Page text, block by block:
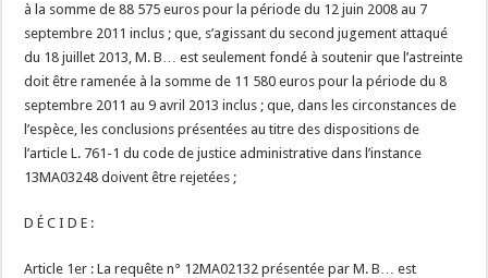
à la somme de 88 575 euros pour la période du 12 juin 2008 au 7
septembre 2011 inclus ; que, s’agissant du second jugement attaqué
du 18 juillet 2013, M. B… est seulement fondé à soutenir que l’astreinte
doit être ramenée à la somme de 11 580 euros pour la période du 8
septembre 2011 au 9 avril 2013 inclus ; que, dans les circonstances de
l’espèce, les conclusions présentées au titre des dispositions de
l’article L. 761-1 du code de justice administrative dans l’instance
13MA03248 doivent être rejetées ;
D É C I D E :
Article 1er : La requête n° 12MA02132 présentée par M. B… est